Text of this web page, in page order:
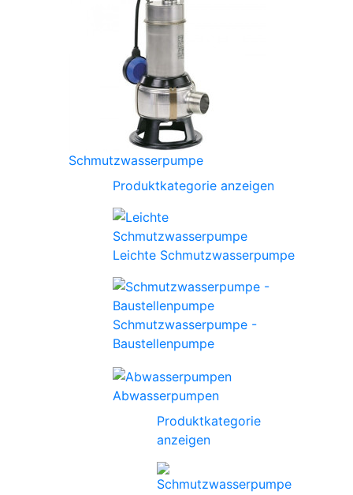
Schmutzwasserpumpe
Produktkategorie anzeigen
Leichte Schmutzwasserpumpe
Schmutzwasserpumpe -
Baustellenpumpe
Abwasserpumpen
Produktkategorie
anzeigen